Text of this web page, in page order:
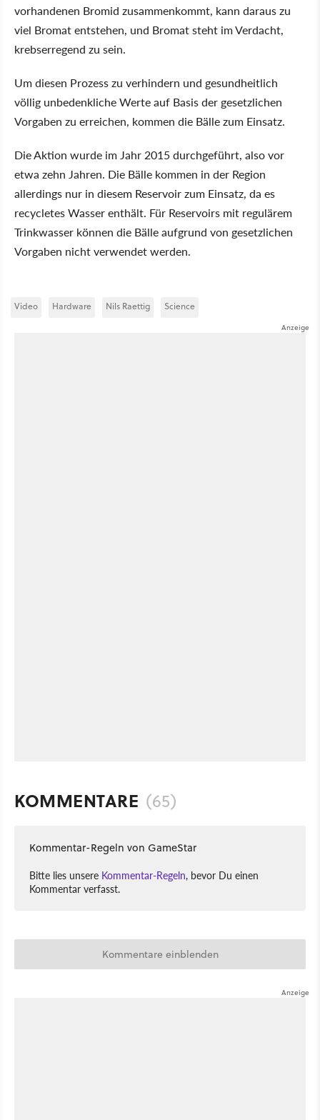
vorhandenen Bromid zusammenkommt, kann daraus zu
viel Bromat entstehen, und Bromat steht im Verdacht,
krebserregend zu sein.
Um diesen Prozess zu verhindern und gesundheitlich
völlig unbedenkliche Werte auf Basis der gesetzlichen
Vorgaben zu erreichen, kommen die Bälle zum Einsatz.
Die Aktion wurde im Jahr 2015 durchgeführt, also vor
etwa zehn Jahren. Die Bälle kommen in der Region
allerdings nur in diesem Reservoir zum Einsatz, da es
recycletes Wasser enthält. Für Reservoirs mit regulärem
Trinkwasser können die Bälle aufgrund von gesetzlichen
Vorgaben nicht verwendet werden.
Video Hardware Nils Raettig Science
KOMMENTARE (65)
Kommentar-Regeln von GameStar
Bitte lies unsere Kommentar-Regeln, bevor Du einen
Kommentar verfasst.
Kommentare einblenden